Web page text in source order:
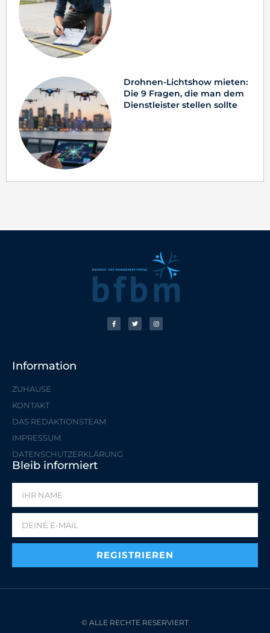
Drohnen-Lichtshow mieten:
Die 9 Fragen, die man dem
Dienstleister stellen sollte
Information
ZUHAUSE
KONTAKT
DAS REDAKTIONSTEAM
IMPRESSUM
DATENSCHUTZERKLÄRUNG
Bleib informiert
REGISTRIEREN
© ALLE RECHTE RESERVIERT